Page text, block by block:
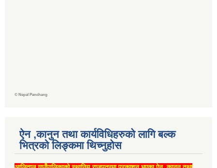
© Nepal Panchang
ऐन ,कानुन तथा कार्यविधिहरुको लागि बल्क
भित्रको लिङ्कमा थिच्‍नुहोस